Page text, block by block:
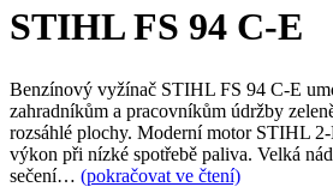
STIHL FS 94 C-E
Benzínový vyžínač STIHL FS 94 C-E
zahradníkům a pracovníkům údržby
rozsáhlé plochy. Moderní motor STIHL
výkon při nízké spotřebě paliva. Velká
sečení… (pokračovat ve čtení)